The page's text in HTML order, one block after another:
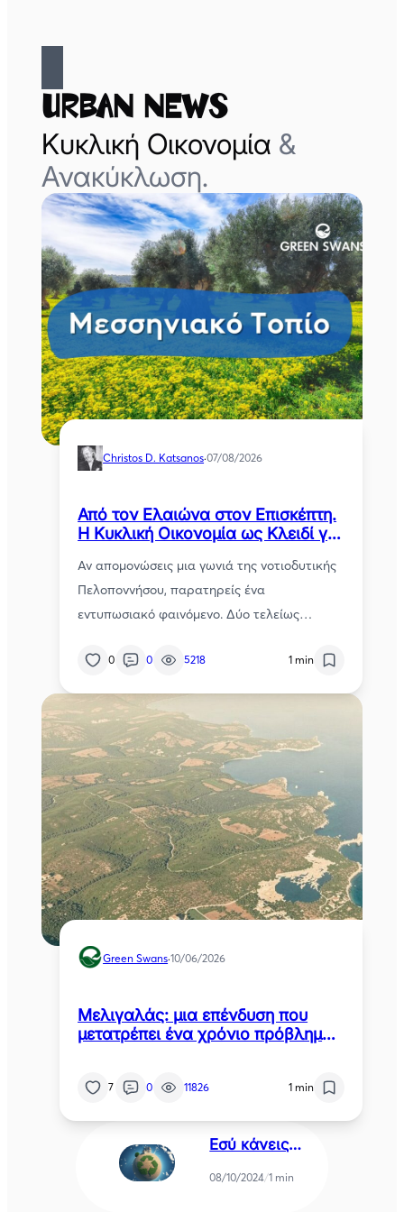
Urban News
Κυκλική Οικονομία &
Ανακύκλωση.
Christos D. Katsanos·07/08/2026
Από τον Ελαιώνα στον Επισκέπτη.
Η Κυκλική Οικονομία ως Κλειδί για
Αν απομονώσεις μια γωνιά της νοτιοδυτικής
Πελοποννήσου, παρατηρείς ένα
εντυπωσιακό φαινόμενο. Δύο τελείως…
0 0 5218 1 min
Green Swans·10/06/2026
Μελιγαλάς: μια επένδυση που
μετατρέπει ένα χρόνιο πρόβλημα
7 0 11826 1 min
Εσύ κάνεις
08/10/2024/1 min